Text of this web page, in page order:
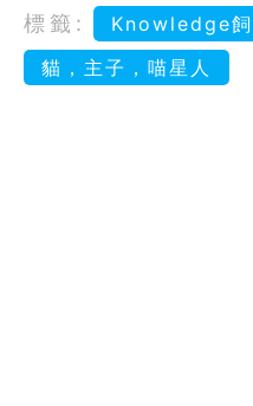
標籤:
Knowledge飼
貓，主子，喵星人